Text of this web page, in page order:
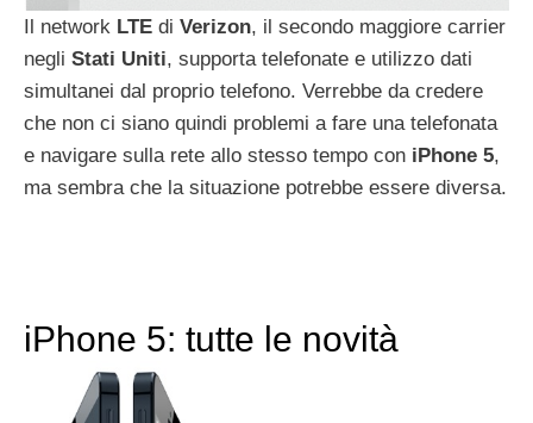
Il network LTE di Verizon, il secondo maggiore carrier
negli Stati Uniti, supporta telefonate e utilizzo dati
simultanei dal proprio telefono. Verrebbe da credere
che non ci siano quindi problemi a fare una telefonata
e navigare sulla rete allo stesso tempo con iPhone 5,
ma sembra che la situazione potrebbe essere diversa.
iPhone 5: tutte le novità